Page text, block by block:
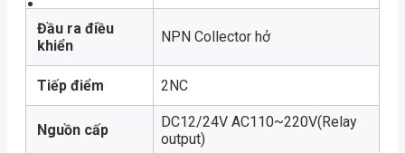
Đầu ra điều
khiển
NPN Collector hở
Tiếp điểm 2NC
Nguồn cấp
DC12/24V AC110~220V(Relay
output)